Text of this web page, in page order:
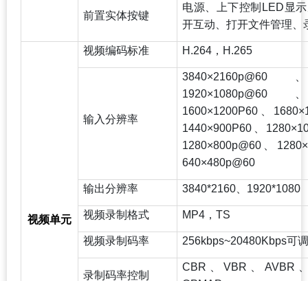
前置实体按键
电源、上下控制LED显
开互动、打开文件管理、
视频单元
视频编码标准 H.264 ，H.265
输入分辨率
3840×2160p@60
1600×1200P60、
1440×900P60、
1280×800p@60、
640×480p@60
输出分辨率 3840*2160 、1920*1080
视频录制格式 MP4 ，TS
视频录制码率 256kbps~20480Kbps可调
录制码率控制
CBR 、VBR、AVBR